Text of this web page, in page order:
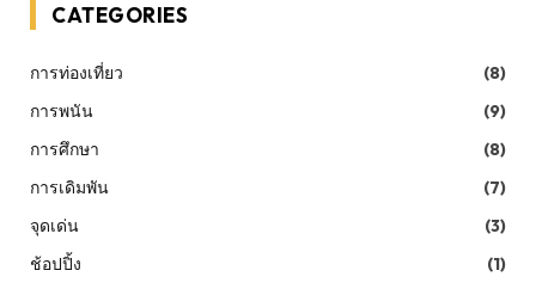
CATEGORIES
การท่องเที่ยว
(8)
การพนัน
(9)
การศึกษา
(8)
การเดิมพัน
(7)
จุดเด่น
(3)
ช้อปปิ้ง
(1)